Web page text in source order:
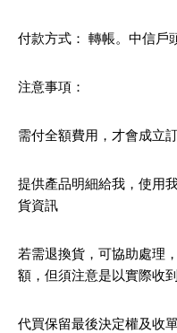
付款方式： 轉帳。中信戶
注意事項：
需付全額費用，才會成立
提供產品明細給我，使用
貨資訊
若需退換貨，可協助處理
額，但須注意是以實際收
代買保留最後決定權及收單